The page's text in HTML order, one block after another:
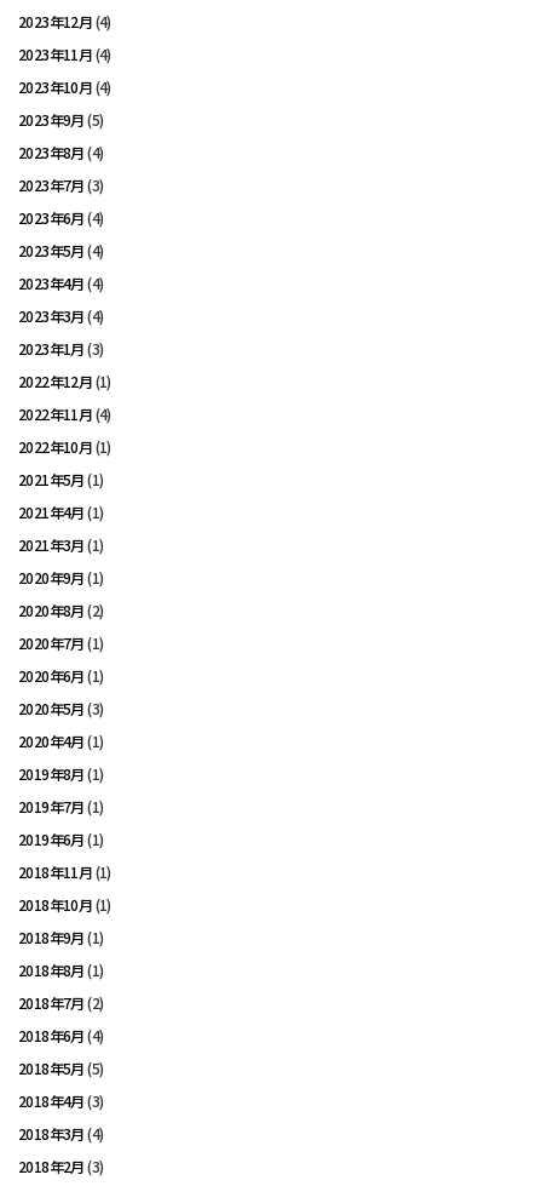
2023年12月(4)
2023年11月(4)
2023年10月(4)
2023年9月(5)
2023年8月(4)
2023年7月(3)
2023年6月(4)
2023年5月(4)
2023年4月(4)
2023年3月(4)
2023年1月(3)
2022年12月(1)
2022年11月(4)
2022年10月(1)
2021年5月(1)
2021年4月(1)
2021年3月(1)
2020年9月(1)
2020年8月(2)
2020年7月(1)
2020年6月(1)
2020年5月(3)
2020年4月(1)
2019年8月(1)
2019年7月(1)
2019年6月(1)
2018年11月(1)
2018年10月(1)
2018年9月(1)
2018年8月(1)
2018年7月(2)
2018年6月(4)
2018年5月(5)
2018年4月(3)
2018年3月(4)
2018年2月(3)